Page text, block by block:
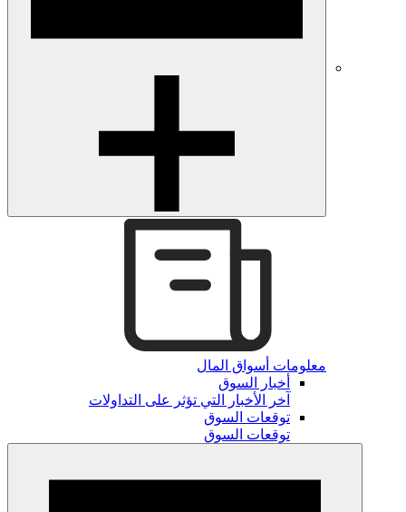
معلومات أسواق المال
أخبار السوق
آخر الأخبار التي تؤثر على التداولات
توقعات السوق
توقعات السوق